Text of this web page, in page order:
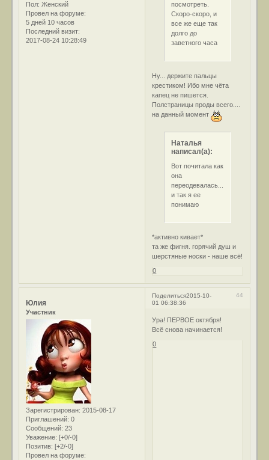
Пол: Женский
Провел на форуме:
5 дней 10 часов
Последний визит:
2017-08-24 10:28:49
посмотреть.
Скоро-скоро, и
все же еще так
долго до
заветного часа
Ну... держите пальцы
крестиком! Ибо мне чёта
капец не пишется.
Полстраницы проды всего....
на данный момент
Наталья
написал(а):
Вот почитала как
она
переодевалась...
и так я ее
понимаю
*активно кивает*
та же фигня. горячий душ и
шерстяные носки - наше всё!
0
Поделиться 44
2015-10-
01 06:38:36
Юлия
Участник
Зарегистрирован: 2015-08-17
Приглашений: 0
Сообщений: 23
Уважение: [+0/-0]
Позитив: [+2/-0]
Провел на форуме:
Ура! ПЕРВОЕ октября!
Всё снова начинается!
0